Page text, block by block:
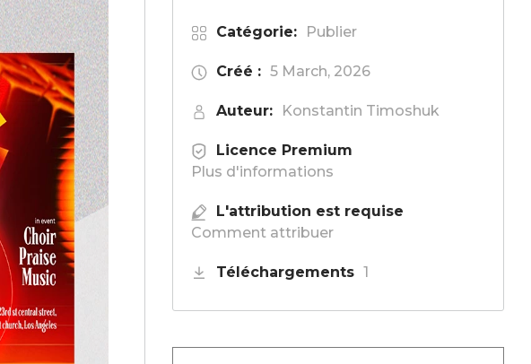
Catégorie: Publier
Créé : 5 March, 2026
Auteur: Konstantin Timoshuk
Licence Premium
Plus d'informations
L'attribution est requise
Comment attribuer
Téléchargements 1